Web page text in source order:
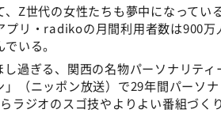
Z世代の女性たちも夢中になってい
プリ・radikoの月間利用者数は900万
いる。
過ぎる、関西の名物パーソナリティ
（ニッポン放送）で29年間パーソ
ラジオのスゴ技やよりよい番組づく